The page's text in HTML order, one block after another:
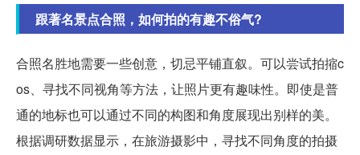
跟著名景点合照，如何拍的有趣不俗气?
合照名胜地需要一些创意，切忌平铺直叙。可以尝试拍摍c
os、寻找不同视角等方法，让照片更有趣味性。即使是普
通的地标也可以通过不同的构图和角度展现出别样的美。
根据调研数据显示，在旅游摄影中，寻找不同角度的拍摄